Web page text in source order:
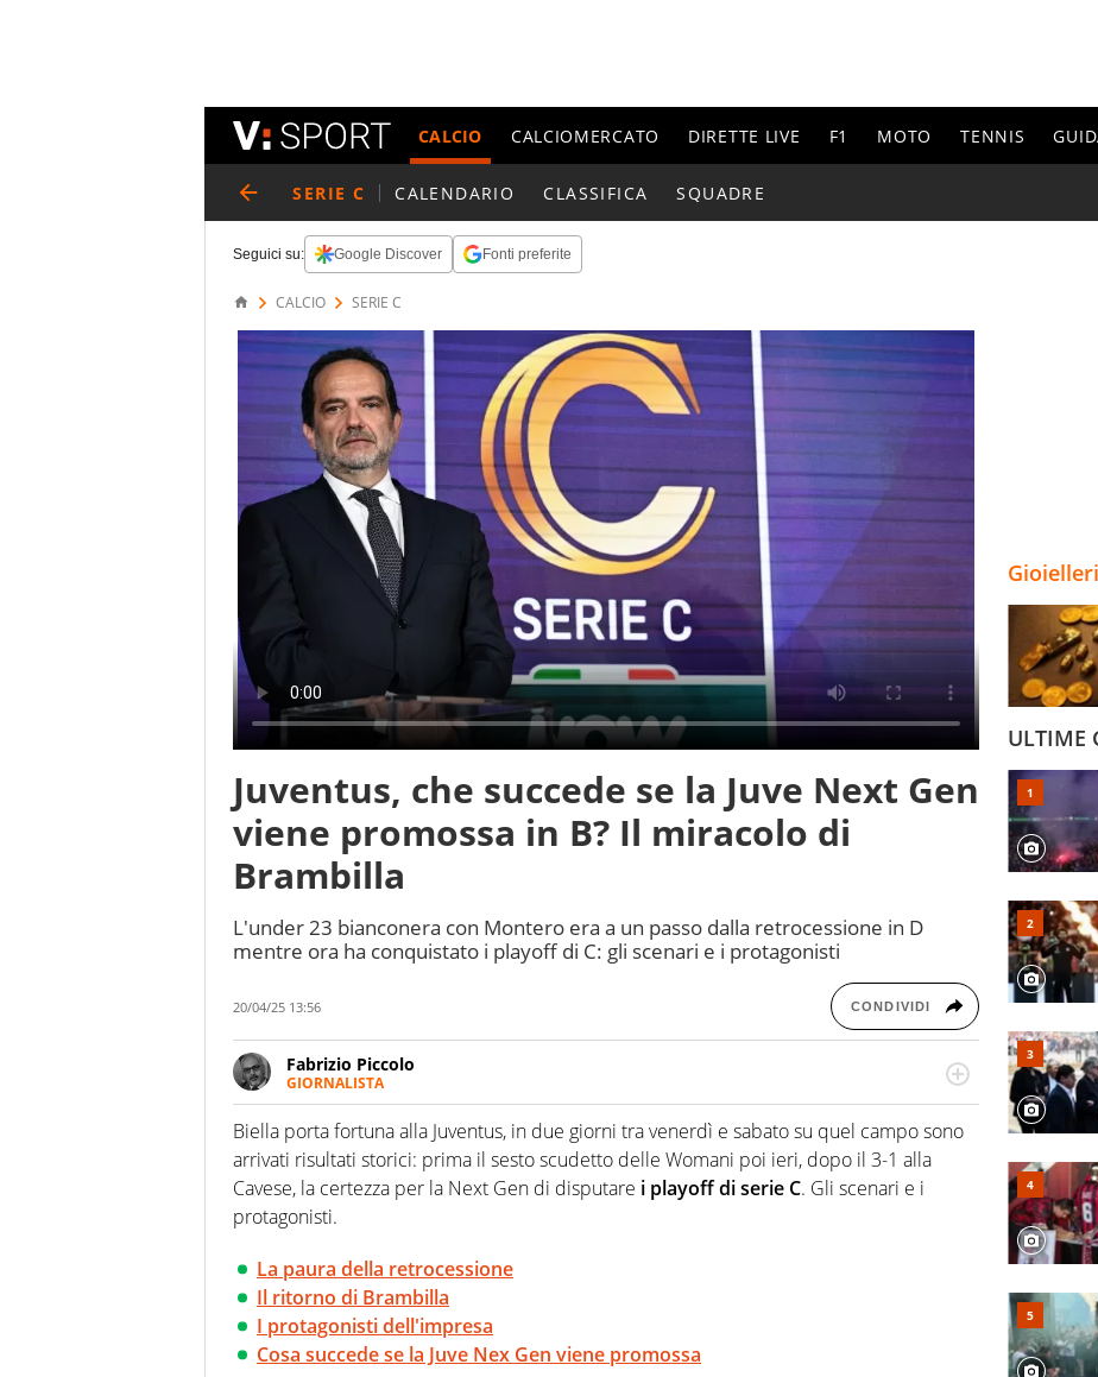
CALCIO CALCIOMERCATO DIRETTE LIVE F1 MOTO TENNIS
SERIE C CALENDARIO CLASSIFICA SQUADRE
Seguici su: Google Discover Fonti preferite
CALCIO SERIE C
Juventus, che succede se la Juve Next Gen
viene promossa in B? Il miracolo di
Brambilla
L'under 23 bianconera con Montero era a un passo dalla retrocessione in D
mentre ora ha conquistato i playoff di C: gli scenari e i protagonisti
20/04/25 13:56 CONDIVIDI
Fabrizio Piccolo
GIORNALISTA
Nella sua carriera ha seguito numerose manifestazioni sportive e collaborato con
agenzie e testate. Esperienza, competenza, conoscenza e memoria storica. Si occupa
prevalentemente di calcio
Biella porta fortuna alla Juventus, in due giorni tra venerdì e sabato su quel campo sono
arrivati risultati storici: prima il sesto scudetto delle Womani poi ieri, dopo il 3-1 alla
Cavese, la certezza per la Next Gen di disputare i playoff di serie C. Gli scenari e i
protagonisti.
La paura della retrocessione
Il ritorno di Brambilla
I protagonisti dell'impresa
Cosa succede se la Juve Nex Gen viene promossa
ULTIME